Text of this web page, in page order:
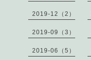
2019-12（2）
2019-09（3）
2019-06（5）